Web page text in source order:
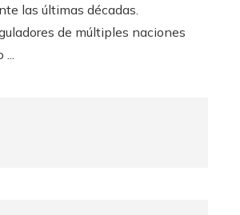
las últimas décadas.
de múltiples naciones